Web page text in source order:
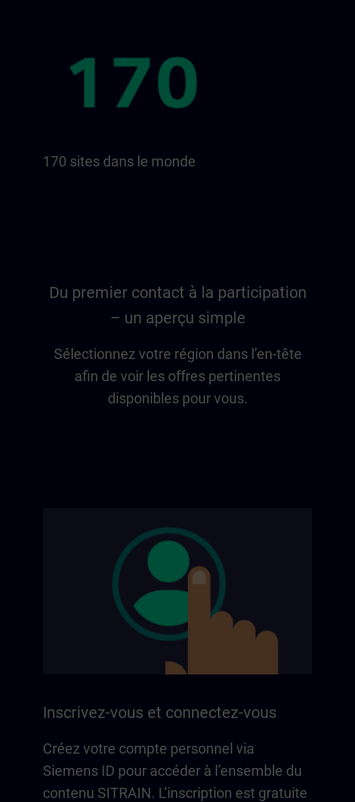
170 sites dans le monde
Du premier contact à la participation
– un aperçu simple
Sélectionnez votre région dans l’en-tête
afin de voir les offres pertinentes
disponibles pour vous.
Inscrivez-vous et connectez-vous
Créez votre compte personnel via
Siemens ID pour accéder à l’ensemble du
contenu SITRAIN. L’inscription est gratuite